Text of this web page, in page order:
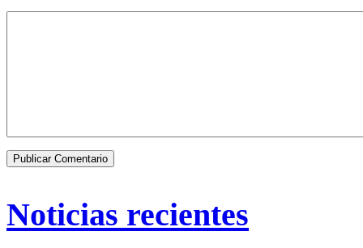
Noticias recientes